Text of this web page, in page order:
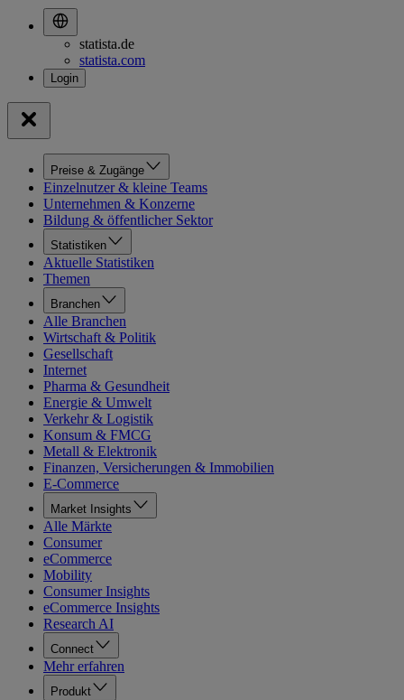
statista.de
statista.com
Preise & Zugänge
Einzelnutzer & kleine Teams
Unternehmen & Konzerne
Bildung & öffentlicher Sektor
Statistiken
Aktuelle Statistiken
Themen
Branchen
Alle Branchen
Wirtschaft & Politik
Gesellschaft
Internet
Pharma & Gesundheit
Energie & Umwelt
Verkehr & Logistik
Konsum & FMCG
Metall & Elektronik
Finanzen, Versicherungen & Immobilien
E-Commerce
Market Insights
Alle Märkte
Consumer
eCommerce
Mobility
Consumer Insights
eCommerce Insights
Research AI
Connect
Mehr erfahren
Produkt